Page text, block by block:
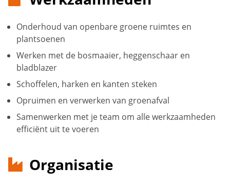
Onderhoud van openbare groene ruimtes en
plantsoenen
Werken met de bosmaaier, heggenschaar en
bladblazer
Schoffelen, harken en kanten steken
Opruimen en verwerken van groenafval
Samenwerken met je team om alle werkzaamheden
efficiënt uit te voeren
Organisatie